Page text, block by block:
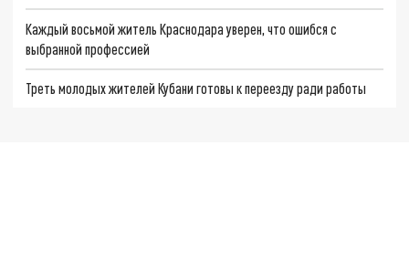
Каждый восьмой житель Краснодара уверен, что ошибся с
выбранной профессией
Треть молодых жителей Кубани готовы к переезду ради работы